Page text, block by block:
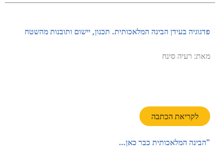
פדגוגיה בעידן הבינה המלאכותית. תכנון, יישום ותובנות מהשטח
מאת: רעיה סינח
לקריאת הכתבה
"הבינה המלאכותית כבר כאן…